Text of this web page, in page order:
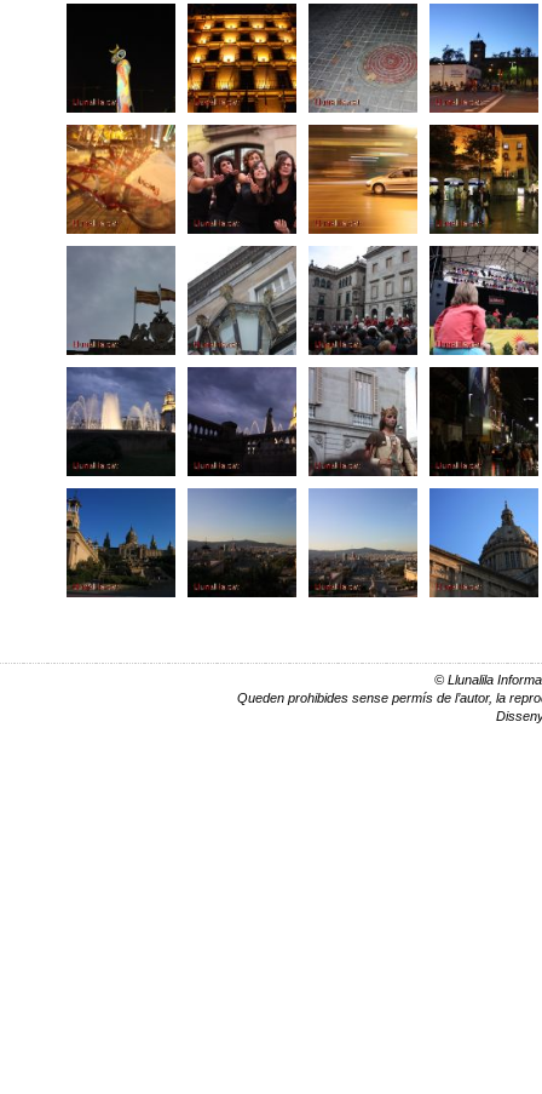
© Llunalila
Queden prohibides sense permís de l’autor, la